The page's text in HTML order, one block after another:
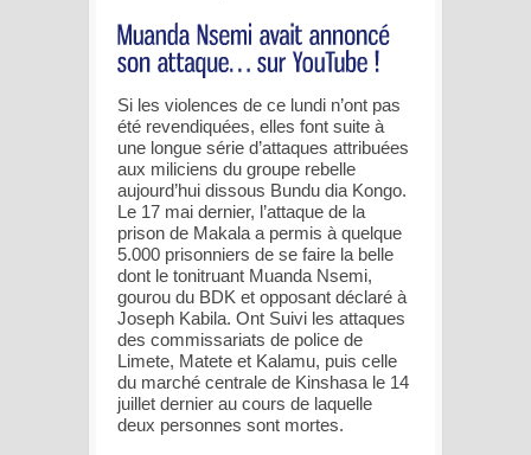
Si les violences de ce lundi n’ont pas
été revendiquées, elles font suite à
une longue série d’attaques attribuées
aux miliciens du groupe rebelle
aujourd’hui dissous Bundu dia Kongo.
Le 17 mai dernier, l’attaque de la
prison de Makala a permis à quelque
5.000 prisonniers de se faire la belle
dont le tonitruant Muanda Nsemi,
gourou du BDK et opposant déclaré à
Joseph Kabila. Ont Suivi les attaques
des commissariats de police de
Limete, Matete et Kalamu, puis celle
du marché centrale de Kinshasa le 14
juillet dernier au cours de laquelle
deux personnes sont mortes.